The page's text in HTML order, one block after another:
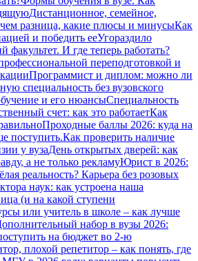
Дистанционное, семейное,
разница, какие плюсы и минусыКак
и победить ееУгораздило
факультет. И где теперь работать?
переподготовкой и
Программист и диплом: можно ли
специальность без вузовского
и его нюансыСпециальность
счет: как это работаетКак
Проходные баллы 2026: куда на
поступить.Как проверить наличие
у вузаДень открытых дверей: как
а не только рекламуЮрист в 2026:
реальность? Карьера без розовых
наук: как устроена наша
(и на какой ступени
или учитель в школе – как лучше
набор в вузы 2026:
на бюджет во 2‑ю
плохой репетитор – как понять, где